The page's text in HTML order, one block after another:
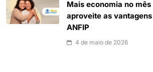
Mais economia no mês
aproveite as
ANFIP
4 de maio de 2026